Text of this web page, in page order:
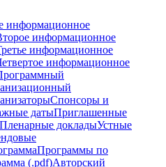
информационное
информационное
информационное
информационное
Спонсоры и
датыПриглашенные
Пленарные докладыУстные
Программы по
(.pdf)Авторский